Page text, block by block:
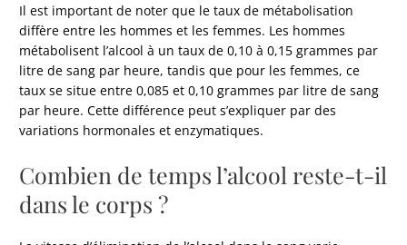
Il est important de noter que le taux de métabolisation
diffère entre les hommes et les femmes. Les hommes
métabolisent l’alcool à un taux de 0,10 à 0,15 grammes par
litre de sang par heure, tandis que pour les femmes, ce
taux se situe entre 0,085 et 0,10 grammes par litre de sang
par heure. Cette différence peut s’expliquer par des
variations hormonales et enzymatiques.
Combien de temps l’alcool reste-t-il
dans le corps ?